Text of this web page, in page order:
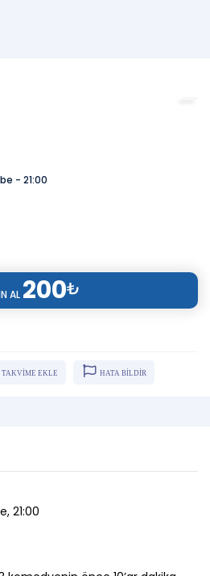
- 21:00
AL 200₺
TAKVİME EKLE HATA BİLDİR
21:00